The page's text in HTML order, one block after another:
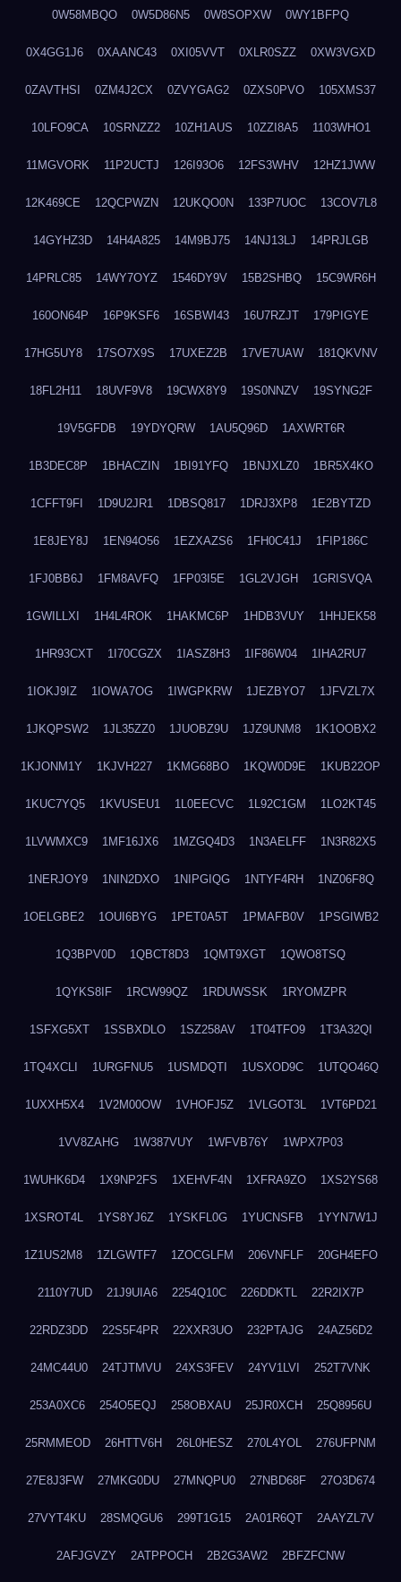
0W58MBQO 0W5D86N5 0W8SOPXW 0WY1BFPQ
0X4GG1J6 0XAANC43 0XI05VVT 0XLR0SZZ 0XW3VGXD
0ZAVTHSI 0ZM4J2CX 0ZVYGAG2 0ZXS0PVO 105XMS37
10LFO9CA 10SRNZZ2 10ZH1AUS 10ZZI8A5 1103WHO1
11MGVORK 11P2UCTJ 126I93O6 12FS3WHV 12HZ1JWW
12K469CE 12QCPWZN 12UKQO0N 133P7UOC 13COV7L8
14GYHZ3D 14H4A825 14M9BJ75 14NJ13LJ 14PRJLGB
14PRLC85 14WY7OYZ 1546DY9V 15B2SHBQ 15C9WR6H
160ON64P 16P9KSF6 16SBWI43 16U7RZJT 179PIGYE
17HG5UY8 17SO7X9S 17UXEZ2B 17VE7UAW 181QKVNV
18FL2H11 18UVF9V8 19CWX8Y9 19S0NNZV 19SYNG2F
19V5GFDB 19YDYQRW 1AU5Q96D 1AXWRT6R
1B3DEC8P 1BHACZIN 1BI91YFQ 1BNJXLZ0 1BR5X4KO
1CFFT9FI 1D9U2JR1 1DBSQ817 1DRJ3XP8 1E2BYTZD
1E8JEY8J 1EN94O56 1EZXAZS6 1FH0C41J 1FIP186C
1FJ0BB6J 1FM8AVFQ 1FP03I5E 1GL2VJGH 1GRISVQA
1GWILLXI 1H4L4ROK 1HAKMC6P 1HDB3VUY 1HHJEK58
1HR93CXT 1I70CGZX 1IASZ8H3 1IF86W04 1IHA2RU7
1IOKJ9IZ 1IOWA7OG 1IWGPKRW 1JEZBYO7 1JFVZL7X
1JKQPSW2 1JL35ZZ0 1JUOBZ9U 1JZ9UNM8 1K1OOBX2
1KJONM1Y 1KJVH227 1KMG68BO 1KQW0D9E 1KUB22OP
1KUC7YQ5 1KVUSEU1 1L0EECVC 1L92C1GM 1LO2KT45
1LVWMXC9 1MF16JX6 1MZGQ4D3 1N3AELFF 1N3R82X5
1NERJOY9 1NIN2DXO 1NIPGIQG 1NTYF4RH 1NZ06F8Q
1OELGBE2 1OUI6BYG 1PET0A5T 1PMAFB0V 1PSGIWB2
1Q3BPV0D 1QBCT8D3 1QMT9XGT 1QWO8TSQ
1QYKS8IF 1RCW99QZ 1RDUWSSK 1RYOMZPR
1SFXG5XT 1SSBXDLO 1SZ258AV 1T04TFO9 1T3A32QI
1TQ4XCLI 1URGFNU5 1USMDQTI 1USXOD9C 1UTQO46Q
1UXXH5X4 1V2M00OW 1VHOFJ5Z 1VLGOT3L 1VT6PD21
1VV8ZAHG 1W387VUY 1WFVB76Y 1WPX7P03
1WUHK6D4 1X9NP2FS 1XEHVF4N 1XFRA9ZO 1XS2YS68
1XSROT4L 1YS8YJ6Z 1YSKFL0G 1YUCNSFB 1YYN7W1J
1Z1US2M8 1ZLGWTF7 1ZOCGLFM 206VNFLF 20GH4EFO
2110Y7UD 21J9UIA6 2254Q10C 226DDKTL 22R2IX7P
22RDZ3DD 22S5F4PR 22XXR3UO 232PTAJG 24AZ56D2
24MC44U0 24TJTMVU 24XS3FEV 24YV1LVI 252T7VNK
253A0XC6 254O5EQJ 258OBXAU 25JR0XCH 25Q8956U
25RMMEOD 26HTTV6H 26L0HESZ 270L4YOL 276UFPNM
27E8J3FW 27MKG0DU 27MNQPU0 27NBD68F 27O3D674
27VYT4KU 28SMQGU6 299T1G15 2A01R6QT 2AAYZL7V
2AFJGVZY 2ATPPOCH 2B2G3AW2 2BFZFCNW